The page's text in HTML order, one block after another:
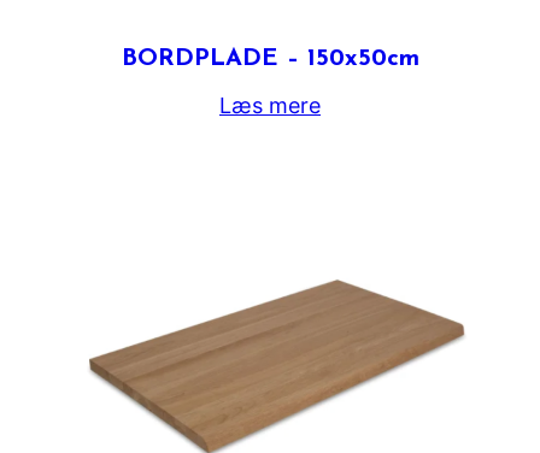
BORDPLADE – 150x50cm
Læs mere